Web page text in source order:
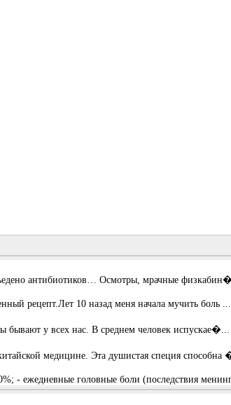
антибиотиков… Осмотры, мрачные
рецепт.Лет 10 назад меня начала мучить боль ...
бывают у всех нас. В среднем человек испускае�...
медицине. Эта душистая специя способна
- ежедневные головные боли (последствия